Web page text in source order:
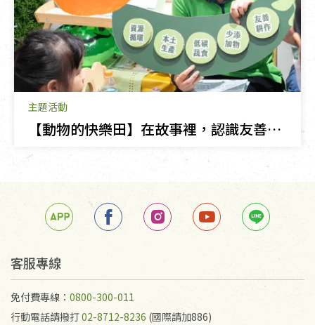
主題活動
【動物的快樂田】在故事裡，認識友善耕作！
客服專線
免付費專線： 0800-300-011
行動電話請撥打02-8712-8236 (國際請加886)